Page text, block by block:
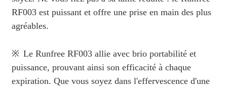
RF003 est puissant et offre une prise en main des plus
agréables.
※ Le Runfree RF003 allie avec brio portabilité et
puissance, prouvant ainsi son efficacité à chaque
expiration. Que vous soyez dans l'effervescence d'une